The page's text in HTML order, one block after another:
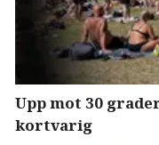
Upp mot 30
kortvarig